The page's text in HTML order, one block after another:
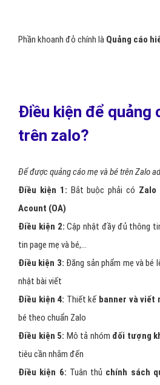
Phần khoanh đỏ chính là Quảng cáo
Điều kiện để quảng
trên zalo?
Để được quảng cáo mẹ và bé trên Zalo
Điều kiện 1: Bắt buộc phải có Zalo
Acount (OA)
Điều kiện 2: Cập nhật đầy đủ thông
tin page mẹ và bé,…
Điều kiện 3: Đăng sản phẩm mẹ và bé
nhật bài viết
Điều kiện 4: Thiết kế banner và viết
bé theo chuẩn Zalo
Điều kiện 5: Mô tả nhóm đối tượng
tiêu cần nhắm đến
Điều kiện 6: Tuân thủ chính sách